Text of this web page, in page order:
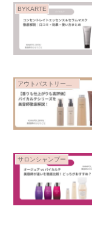
BYKARTE
アウトバストリートメント
サロンシャンプー